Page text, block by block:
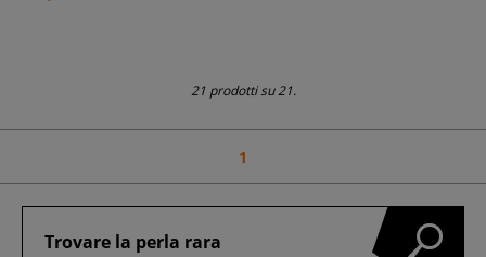
21 prodotti su 21.
1
Trovare la perla rara